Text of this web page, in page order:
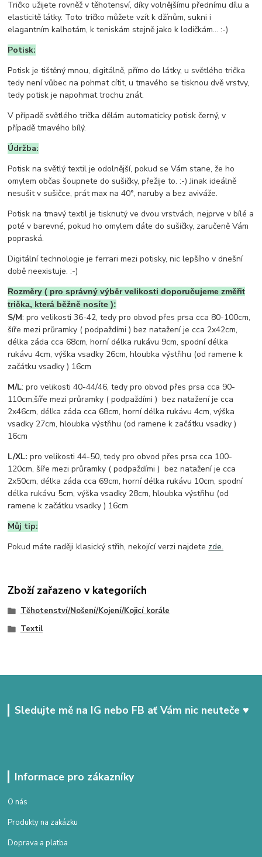
Tričko užijete rovněž v těhotensví, díky volnějšímu přednímu dílu a
elasticitě látky. Toto tričko můžete vzít k džínům, sukni i
elagantním kalhotám, k teniskám stejně jako k lodičkám... :-)
Potisk:
Potisk je tištěný mnou, digitálně, přímo do látky, u světlého trička
tedy není vůbec na pohmat cítit, u tmavého se tisknou dvě vrstvy,
tedy potisk je napohmat trochu znát.
V případě světlého trička dělám automaticky potisk černý, v
případě tmavého bílý.
Údržba:
Potisk na světlý textil je odolnější, pokud se Vám stane, že ho
omylem občas šoupnete do sušičky, přežije to. :-) Jinak ideálně
nesušit v sušičce, prát max na 40°, naruby a bez aviváže.
Potisk na tmavý textil je tisknutý ve dvou vrstvách, nejprve v bílé a
poté v barevné, pokud ho omylem dáte do sušičky, zaručeně Vám
popraská.
Digitální technologie je ferrari mezi potisky, nic lepšího v dnešní
době neexistuje. :-)
Rozměry ( pro správný výběr velikosti doporučujeme změřit
trička, která běžně nosíte ):
S/M: pro velikosti 36-42, tedy pro obvod přes prsa cca 80-100cm,
šíře mezi průramky ( podpaždími ) bez natažení je cca 2x42cm,
délka záda cca 68cm, horní délka rukávu 9cm, spodní délka
rukávu 4cm, výška vsadky 26cm, hloubka výstřihu (od ramene k
začátku vsadky ) 16cm
M/L: pro velikosti 40-44/46, tedy pro obvod přes prsa cca 90-
110cm,šíře mezi průramky ( podpaždími ) bez natažení je cca
2x46cm, délka záda cca 68cm, horní délka rukávu 4cm, výška
vsadky 27cm, hloubka výstřihu (od ramene k začátku vsadky )
16cm
L/XL:pro velikosti 44-50, tedy pro obvod přes prsa cca 100-
120cm, šíře mezi průramky ( podpaždími ) bez natažení je cca
2x50cm, délka záda cca 69cm, horní délka rukávu 10cm, spodní
délka rukávu 5cm, výška vsadky 28cm, hloubka výstřihu (od
ramene k začátku vsadky ) 16cm
Můj tip:
Pokud máte raději klasický střih, nekojící verzi najdete zde.
Zboží zařazeno v kategoriích
Těhotenství/Nošení/Kojení/Kojicí korále
Textil
Sledujte mě na IG nebo FB ať Vám nic neuteče ♥
Informace pro zákazníky
O nás
Produkty na zakázku
Doprava a platba